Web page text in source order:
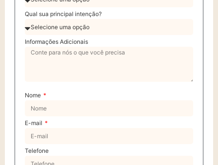
Qual sua principal intenção?
Informações Adicionais
Nome
E-mail
Telefone